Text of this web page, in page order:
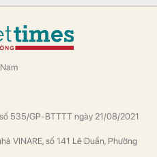
535/GP-BTTTT ngày 21/08/2021
VINARE, số 141 Lê Duẩn, Phường